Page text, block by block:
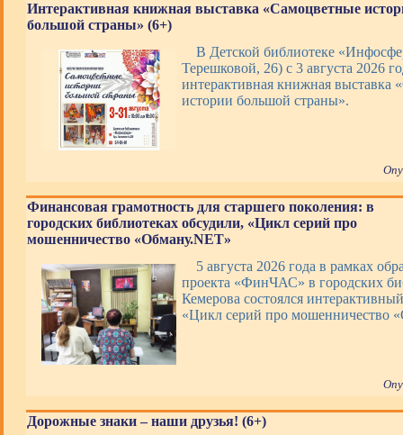
Интерактивная книжная выставка «Самоцветные
большой страны» (6+)
В Детской библиотеке
Терешковой, 26) с 3 августа 2026
интерактивная книжная выставка
истории большой страны».
Финансовая грамотность для старшего поколения: в
городских библиотеках обсудили, «Цикл серий про
мошенничество «Обману.NET»
5 августа 2026 года в рамках
проекта «ФинЧАС» в городских
Кемерова состоялся
«Цикл серий про мошенничество
Дорожные знаки – наши друзья! (6+)